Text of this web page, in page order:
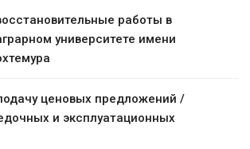
работы в
университете имени
ценовых предложений /
и эксплуатационных